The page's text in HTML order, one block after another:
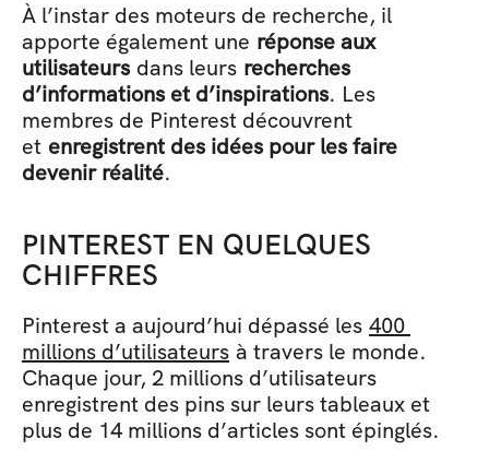
À l’instar des moteurs de recherche, il
apporte également une réponse aux
utilisateurs dans leurs recherches
d’informations et d’inspirations. Les
membres de Pinterest découvrent
et enregistrent des idées pour les faire
devenir réalité.
PINTEREST EN QUELQUES
CHIFFRES
Pinterest a aujourd’hui dépassé les 400
millions d’utilisateurs à travers le monde.
Chaque jour, 2 millions d’utilisateurs
enregistrent des pins sur leurs tableaux et
plus de 14 millions d’articles sont épinglés.